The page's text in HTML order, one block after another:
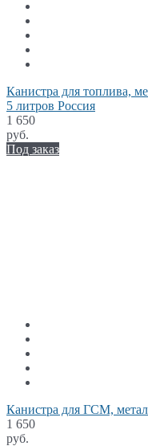
Канистра для топлива,
5 литров Россия
1 650
руб.
Под заказ
Канистра для ГСМ,
1 650
руб.